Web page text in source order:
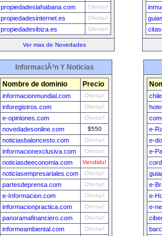
propiedadeslahabana.com Ofertar!
propiedadesinternet.es Ofertar!
propiedadesibiza.es Ofertar!
Ver mas de Novedades
InformaciÃ³n Y Noticias
Nombre de dominio Precio
informacionmundial.com Ofertar!
inforegistros.com Ofertar!
e-opiniones.com Ofertar!
novedadesonline.com $550
noticiasbaloncesto.com Ofertar!
informacionexclusiva.com Ofertar!
noticiasdeeconomia.com Vendido!
noticiasempresariales.com Ofertar!
partesdeprensa.com Ofertar!
e-Informacion.com Ofertar!
informacionpractica.com Ofertar!
panoramafinanciero.com Ofertar!
informeambiental.com Ofertar!
e-
e-
e-
e-
e-
e-